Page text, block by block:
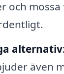
och
även